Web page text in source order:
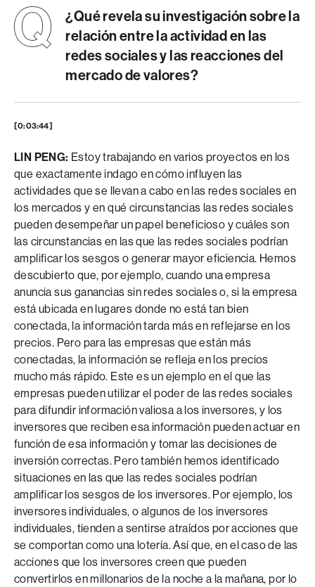
¿Qué revela su investigación sobre la
relación entre la actividad en las
redes sociales y las reacciones del
mercado de valores?
[0:03:44]
LIN PENG: Estoy trabajando en varios proyectos en los
que exactamente indago en cómo influyen las
actividades que se llevan a cabo en las redes sociales en
los mercados y en qué circunstancias las redes sociales
pueden desempeñar un papel beneficioso y cuáles son
las circunstancias en las que las redes sociales podrían
amplificar los sesgos o generar mayor eficiencia. Hemos
descubierto que, por ejemplo, cuando una empresa
anuncia sus ganancias sin redes sociales o, si la empresa
está ubicada en lugares donde no está tan bien
conectada, la información tarda más en reflejarse en los
precios. Pero para las empresas que están más
conectadas, la información se refleja en los precios
mucho más rápido. Este es un ejemplo en el que las
empresas pueden utilizar el poder de las redes sociales
para difundir información valiosa a los inversores, y los
inversores que reciben esa información pueden actuar en
función de esa información y tomar las decisiones de
inversión correctas. Pero también hemos identificado
situaciones en las que las redes sociales podrían
amplificar los sesgos de los inversores. Por ejemplo, los
inversores individuales, o algunos de los inversores
individuales, tienden a sentirse atraídos por acciones que
se comportan como una lotería. Así que, en el caso de las
acciones que los inversores creen que pueden
convertirlos en millonarios de la noche a la mañana, por lo